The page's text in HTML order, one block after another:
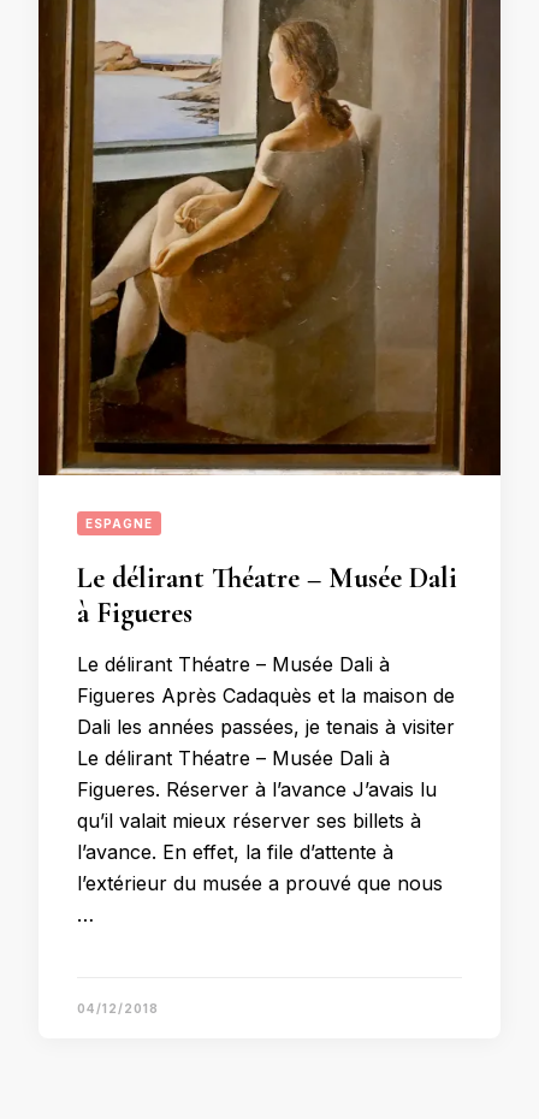
ESPAGNE
Le délirant Théatre – Musée Dali
à Figueres
Le délirant Théatre – Musée Dali à
Figueres Après Cadaquès et la maison de
Dali les années passées, je tenais à visiter
Le délirant Théatre – Musée Dali à
Figueres. Réserver à l’avance J’avais lu
qu’il valait mieux réserver ses billets à
l’avance. En effet, la file d’attente à
l’extérieur du musée a prouvé que nous
…
04/12/2018